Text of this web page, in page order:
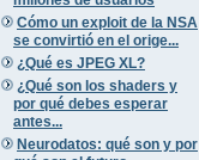
Cómo un exploit de la NSA
se convirtió en el orige...
¿Qué es JPEG XL?
¿Qué son los shaders y
por qué debes esperar
antes...
Neurodatos: qué son y por